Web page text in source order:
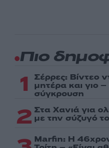
Πιο
1 Σέρρες: Βίντεο
μητέρα και γιο
σύγκρουση
2 Στα Χανιά για
με την σύζυγό
Marfin: Η